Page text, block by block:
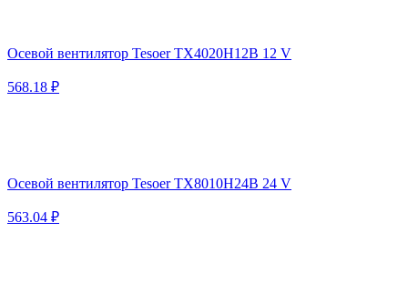
Осевой вентилятор Tesoer TX4020H12B 12 V
568.18 ₽
Осевой вентилятор Tesoer TX8010H24B 24 V
563.04 ₽